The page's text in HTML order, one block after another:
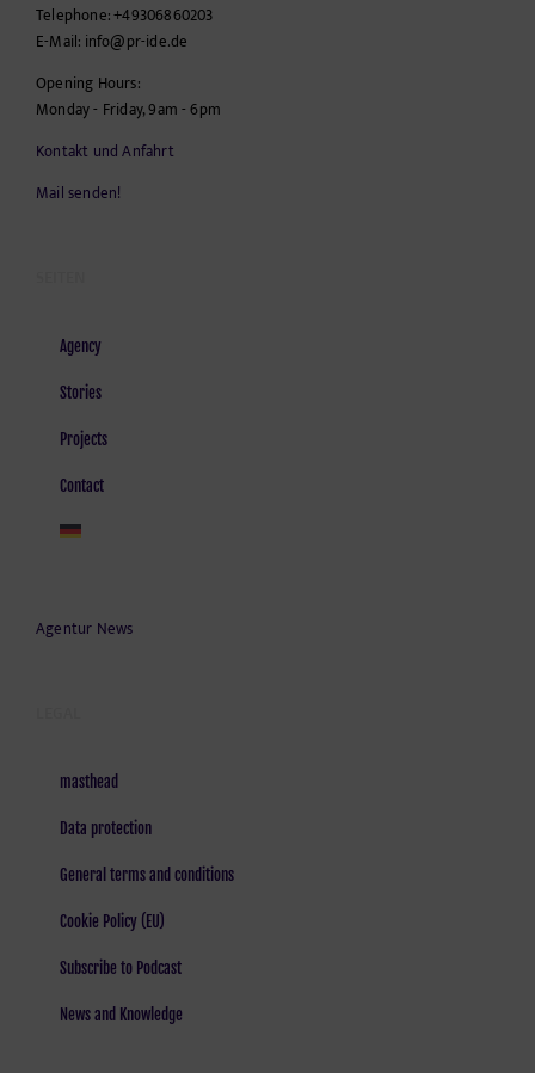
Telephone:+49306860203
E-Mail: info@pr-ide.de
Opening Hours:
Monday - Friday, 9am - 6pm
Kontakt und Anfahrt
Mail senden!
Agency
Stories
Projects
Contact
Agentur News
masthead
Data protection
General terms and conditions
Cookie Policy (EU)
Subscribe to Podcast
News and Knowledge